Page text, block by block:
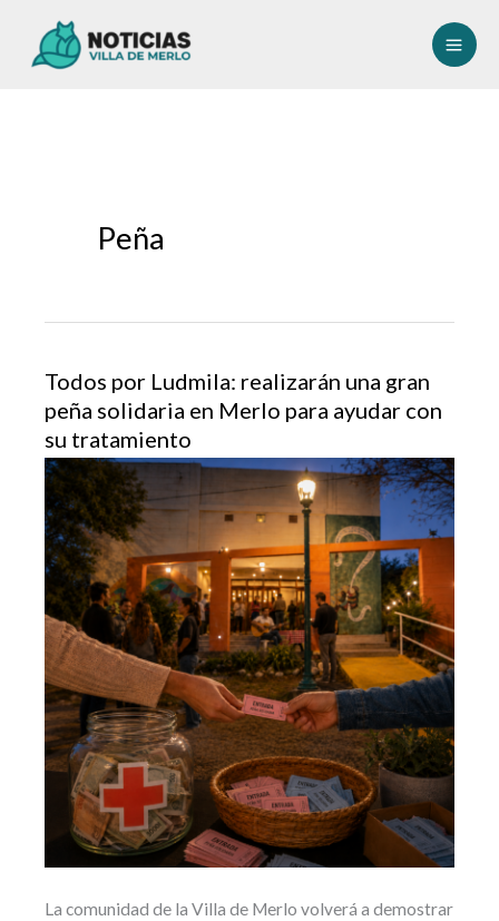
Peña
Todos por Ludmila: realizarán una gran
peña solidaria en Merlo para ayudar con
su tratamiento
La comunidad de la Villa de Merlo volverá a demostrar